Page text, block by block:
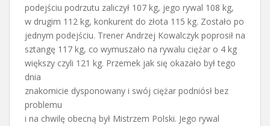
podejściu podrzutu zaliczył 107 kg, jego rywal 108 kg,
w drugim 112 kg, konkurent do złota 115 kg. Zostało po
jednym podejściu. Trener Andrzej Kowalczyk poprosił na
sztangę 117 kg, co wymuszało na rywalu ciężar o 4 kg
większy czyli 121 kg. Przemek jak się okazało był tego
dnia
znakomicie dysponowany i swój ciężar podniósł bez
problemu
i na chwilę obecną był Mistrzem Polski. Jego rywal